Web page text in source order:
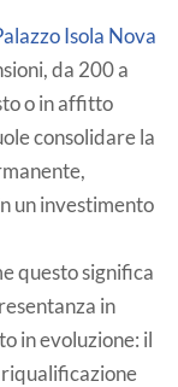
Isola Nova
da 200 a
o in affitto
consolidare la
un investimento
questo significa
in
in evoluzione: il
riqualificazione